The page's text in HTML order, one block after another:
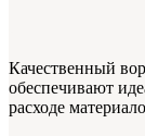
Качественный
обеспечивают
расходе